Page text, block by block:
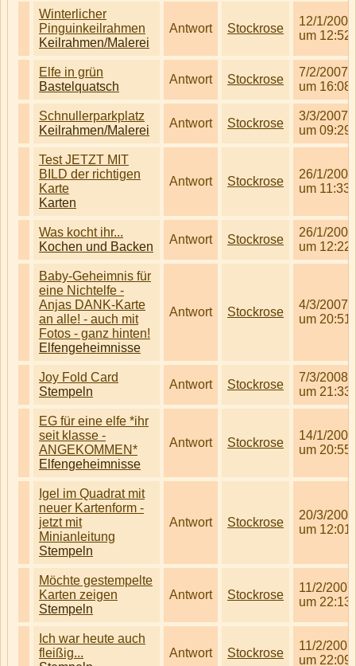
Winterlicher
Pinguinkeilrahmen
Keilrahmen/Malerei
Antwort Stockrose
12/1/2007
um 12:52
Elfe in grün
Bastelquatsch
Antwort Stockrose
7/2/2007
um 16:08
Schnullerparkplatz
Keilrahmen/Malerei
Antwort Stockrose
3/3/2007
um 09:29
Test JETZT MIT
BILD der richtigen
Karte
Karten
Antwort Stockrose
26/1/2007
um 11:33
Was kocht ihr...
Kochen und Backen
Antwort Stockrose
26/1/2007
um 12:22
Baby-Geheimnis für
eine Nichtelfe -
Anjas DANK-Karte
an alle! - auch mit
Fotos - ganz hinten!
Elfengeheimnisse
Antwort Stockrose
4/3/2007
um 20:51
Joy Fold Card
Stempeln
Antwort Stockrose
7/3/2008
um 21:33
EG für eine elfe *ihr
seit klasse -
ANGEKOMMEN*
Elfengeheimnisse
Antwort Stockrose
14/1/2007
um 20:55
Igel im Quadrat mit
neuer Kartenform -
jetzt mit
Minianleitung
Stempeln
Antwort Stockrose
20/3/2007
um 12:01
Möchte gestempelte
Karten zeigen
Stempeln
Antwort Stockrose
11/2/2007
um 22:13
Ich war heute auch
fleißig...
Antwort Stockrose
11/2/2007
um 22:09